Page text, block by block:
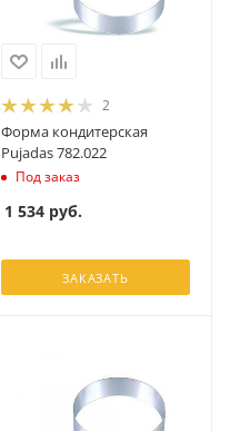
2
Форма кондитерская
Pujadas 782.022
Под заказ
1 534 руб.
ЗАКАЗАТЬ